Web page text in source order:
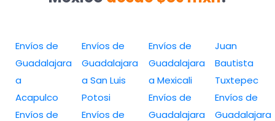
Envíos de
Guadalajara
a
Acapulco
Envíos de
Envíos de
Guadalajara
a San Luis
Potosi
Envíos de
Envíos de
Guadalajara
a Mexicali
Envíos de
Guadalajara
Juan
Bautista
Tuxtepec
Envíos de
Guadalajara